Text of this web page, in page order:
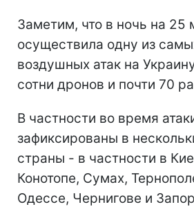
Заметим, что в ночь на 25
осуществила одну из
воздушных атак на
сотни дронов и почти 70
В частности во время
зафиксированы в
страны - в частности в
Конотопе, Сумах,
Одессе, Чернигове и